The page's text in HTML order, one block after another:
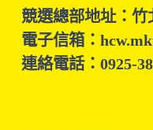
競選總部地址：竹
電子信箱：
連絡電話：0925-